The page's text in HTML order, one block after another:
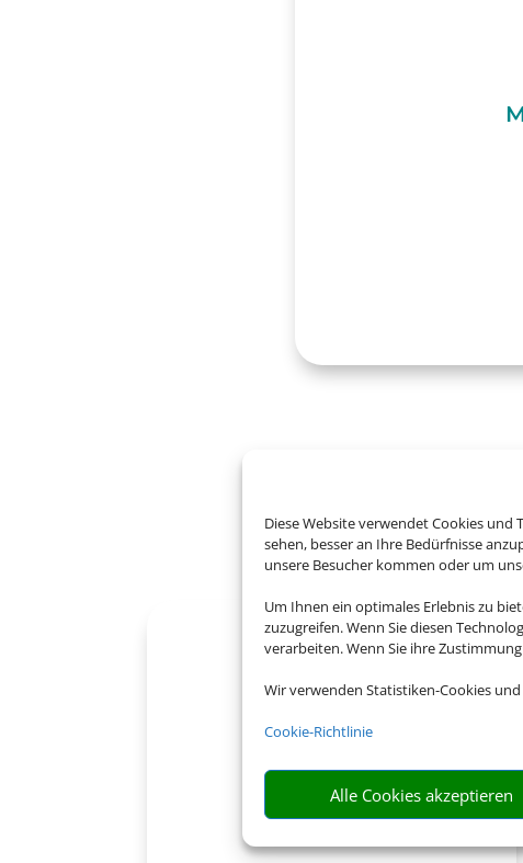
Diese Website verwendet Cookies und
sehen, besser an Ihre Bedürfnisse
unsere Besucher kommen oder um
Um Ihnen ein optimales Erlebnis zu
zuzugreifen. Wenn Sie diesen
verarbeiten. Wenn Sie ihre
Wir verwenden Statistiken-Cookies
Cookie-Richtlinie
Alle Cookies akzeptieren